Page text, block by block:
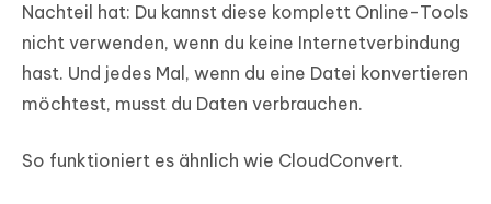
Nachteil hat: Du kannst diese komplett Online-Tools
nicht verwenden, wenn du keine Internetverbindung
hast. Und jedes Mal, wenn du eine Datei konvertieren
möchtest, musst du Daten verbrauchen.
So funktioniert es ähnlich wie CloudConvert.